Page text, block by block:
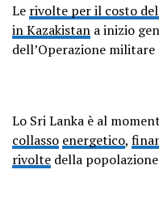
Le rivolte per il costo del
in Kazakistan a inizio
dell’Operazione militare
Lo Sri Lanka è al
collasso energetico,
rivolte della